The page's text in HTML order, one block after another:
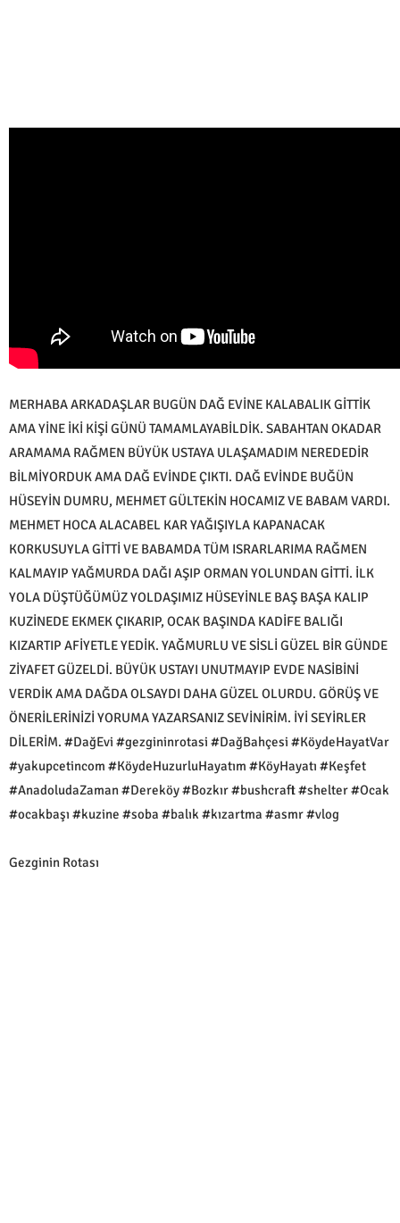
MERHABA ARKADAŞLAR BUGÜN DAĞ EVİNE KALABALIK GİTTİK
AMA YİNE İKİ KİŞİ GÜNÜ TAMAMLAYABİLDİK. SABAHTAN OKADAR
ARAMAMA RAĞMEN BÜYÜK USTAYA ULAŞAMADIM NEREDEDİR
BİLMİYORDUK AMA DAĞ EVİNDE ÇIKTI. DAĞ EVİNDE BUĞÜN
HÜSEYİN DUMRU, MEHMET GÜLTEKİN HOCAMIZ VE BABAM VARDI.
MEHMET HOCA ALACABEL KAR YAĞIŞIYLA KAPANACAK
KORKUSUYLA GİTTİ VE BABAMDA TÜM ISRARLARIMA RAĞMEN
KALMAYIP YAĞMURDA DAĞI AŞIP ORMAN YOLUNDAN GİTTİ. İLK
YOLA DÜŞTÜĞÜMÜZ YOLDAŞIMIZ HÜSEYİNLE BAŞ BAŞA KALIP
KUZİNEDE EKMEK ÇIKARIP, OCAK BAŞINDA KADİFE BALIĞI
KIZARTIP AFİYETLE YEDİK. YAĞMURLU VE SİSLİ GÜZEL BİR GÜNDE
ZİYAFET GÜZELDİ. BÜYÜK USTAYI UNUTMAYIP EVDE NASİBİNİ
VERDİK AMA DAĞDA OLSAYDI DAHA GÜZEL OLURDU. GÖRÜŞ VE
ÖNERİLERİNİZİ YORUMA YAZARSANIZ SEVİNİRİM. İYİ SEYİRLER
DİLERİM. #DağEvi #gezgininrotasi #DağBahçesi #KöydeHayatVar
#yakupcetincom #KöydeHuzurluHayatım #KöyHayatı #Keşfet
#AnadoludaZaman #Dereköy #Bozkır #bushcraft #shelter #Ocak
#ocakbaşı #kuzine #soba #balık #kızartma #asmr #vlog
Gezginin Rotası